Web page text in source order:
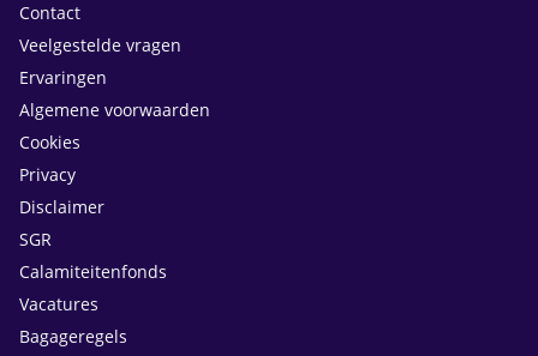
Contact
Veelgestelde vragen
Ervaringen
Algemene voorwaarden
Cookies
Privacy
Disclaimer
SGR
Calamiteitenfonds
Vacatures
Bagageregels